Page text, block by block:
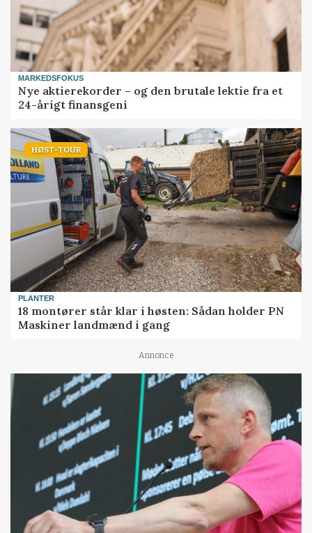
MARKEDSFOKUS
Nye aktierekorder – og den brutale lektie fra et
24-årigt finansgeni
HØST-TOUR
PLANTER
18 montører står klar i høsten: Sådan holder PN
Maskiner landmænd i gang
Annonce